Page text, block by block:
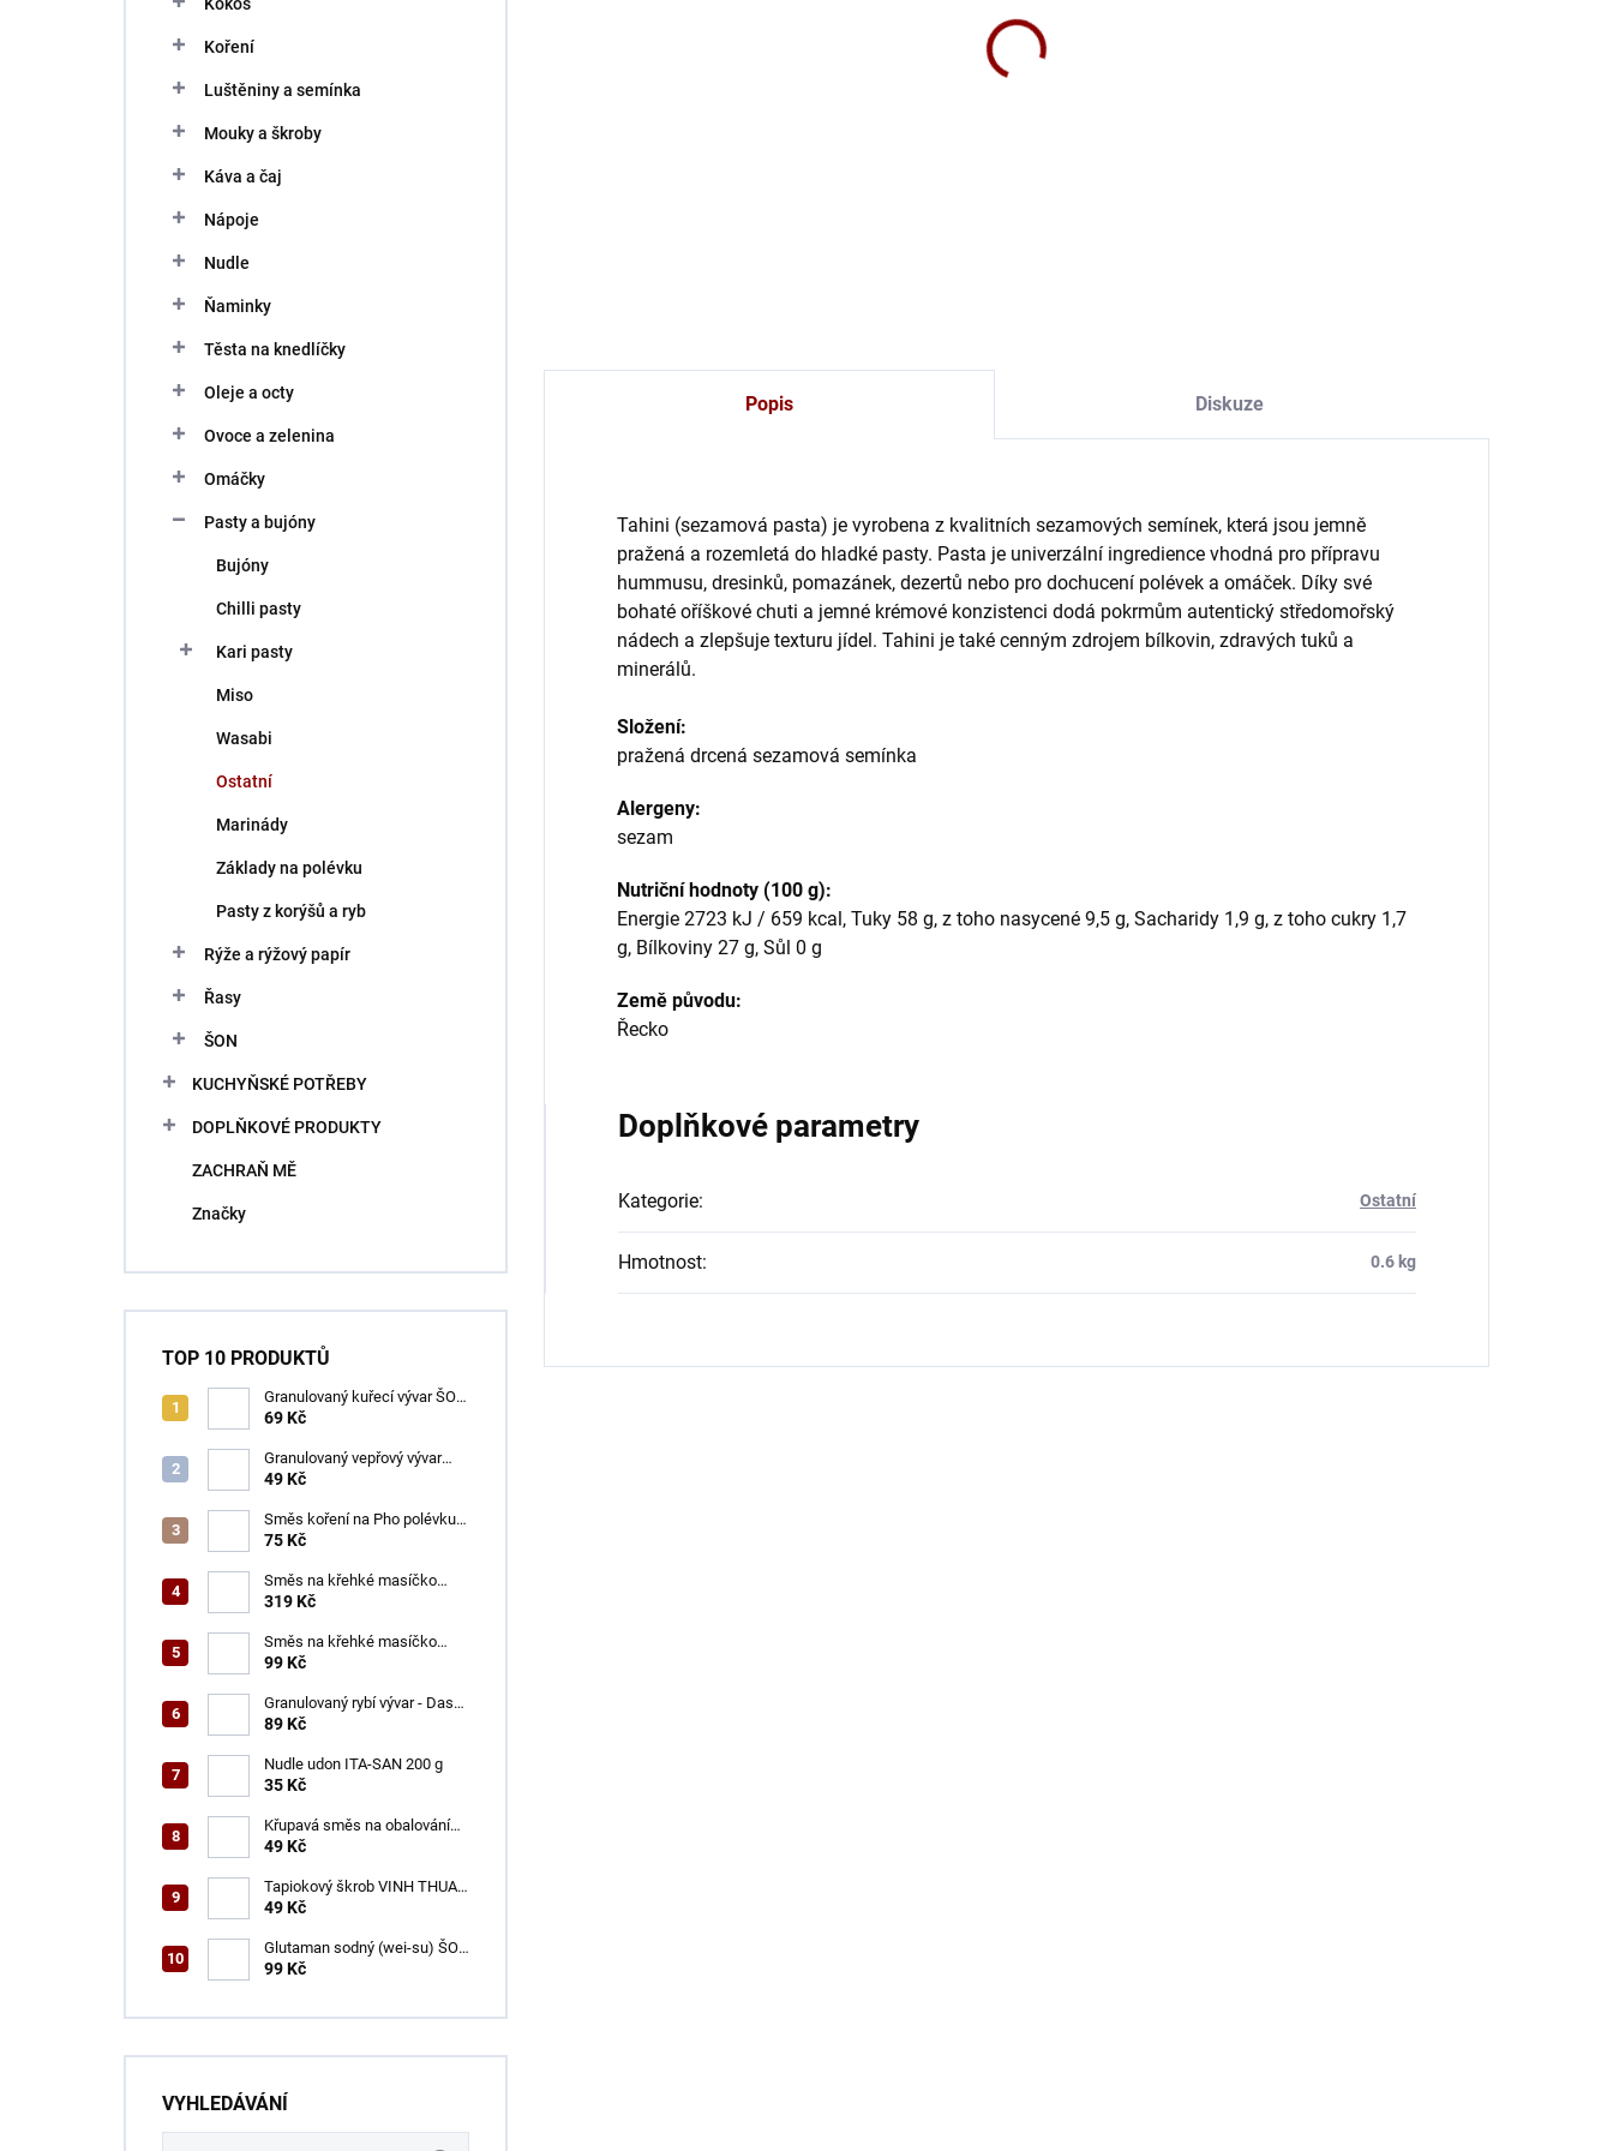
Koření
Luštěniny a semínka
Mouky a škroby
Káva a čaj
Nápoje
Nudle
Ňaminky
Těsta na knedlíčky
Oleje a octy
Ovoce a zelenina
Omáčky
Pasty a bujóny
Bujóny
Chilli pasty
Kari pasty
Miso
Wasabi
Ostatní
Marinády
Základy na polévku
Pasty z korýšů a ryb
Rýže a rýžový papír
Řasy
ŠON
KUCHYŇSKÉ POTŘEBY
DOPLŇKOVÉ PRODUKTY
ZACHRAŇ MĚ
Značky
TOP 10 PRODUKTŮ
Granulovaný kuřecí vývar ŠON
100 g
69 Kč
Granulovaný vepřový vývar
ŠON 100 g
49 Kč
Směs koření na Pho polévku
ŠON 65 g
75 Kč
Směs na křehké masíčko
ŠON 400 g
319 Kč
Směs na křehké masíčko
ŠON 125 g
99 Kč
Granulovaný rybí vývar - Dashi
ŠON 100 g
89 Kč
Nudle udon ITA-SAN 200 g
35 Kč
Křupavá směs na obalování
VINH THUAN 150 g
49 Kč
Tapiokový škrob VINH THUAN
400 g
49 Kč
Glutaman sodný (wei-su) ŠON
500 g
99 Kč
VYHLEDÁVÁNÍ
Popis Diskuze
Tahini (sezamová pasta) je vyrobena z kvalitních sezamových semínek, která jsou jemně
pražená a rozemletá do hladké pasty. Pasta je univerzální ingredience vhodná pro přípravu
hummusu, dresinků, pomazánek, dezertů nebo pro dochucení polévek a omáček. Díky své
bohaté oříškové chuti a jemné krémové konzistenci dodá pokrmům autentický středomořský
nádech a zlepšuje texturu jídel. Tahini je také cenným zdrojem bílkovin, zdravých tuků a
minerálů.
Složení:
pražená drcená sezamová semínka
Alergeny:
sezam
Nutriční hodnoty (100 g):
Energie 2723 kJ / 659 kcal, Tuky 58 g, z toho nasycené 9,5 g, Sacharidy 1,9 g, z toho cukry 1,7
g, Bílkoviny 27 g, Sůl 0 g
Země původu:
Řecko
Doplňkové parametry
Kategorie: Ostatní
Hmotnost: 0.6 kg